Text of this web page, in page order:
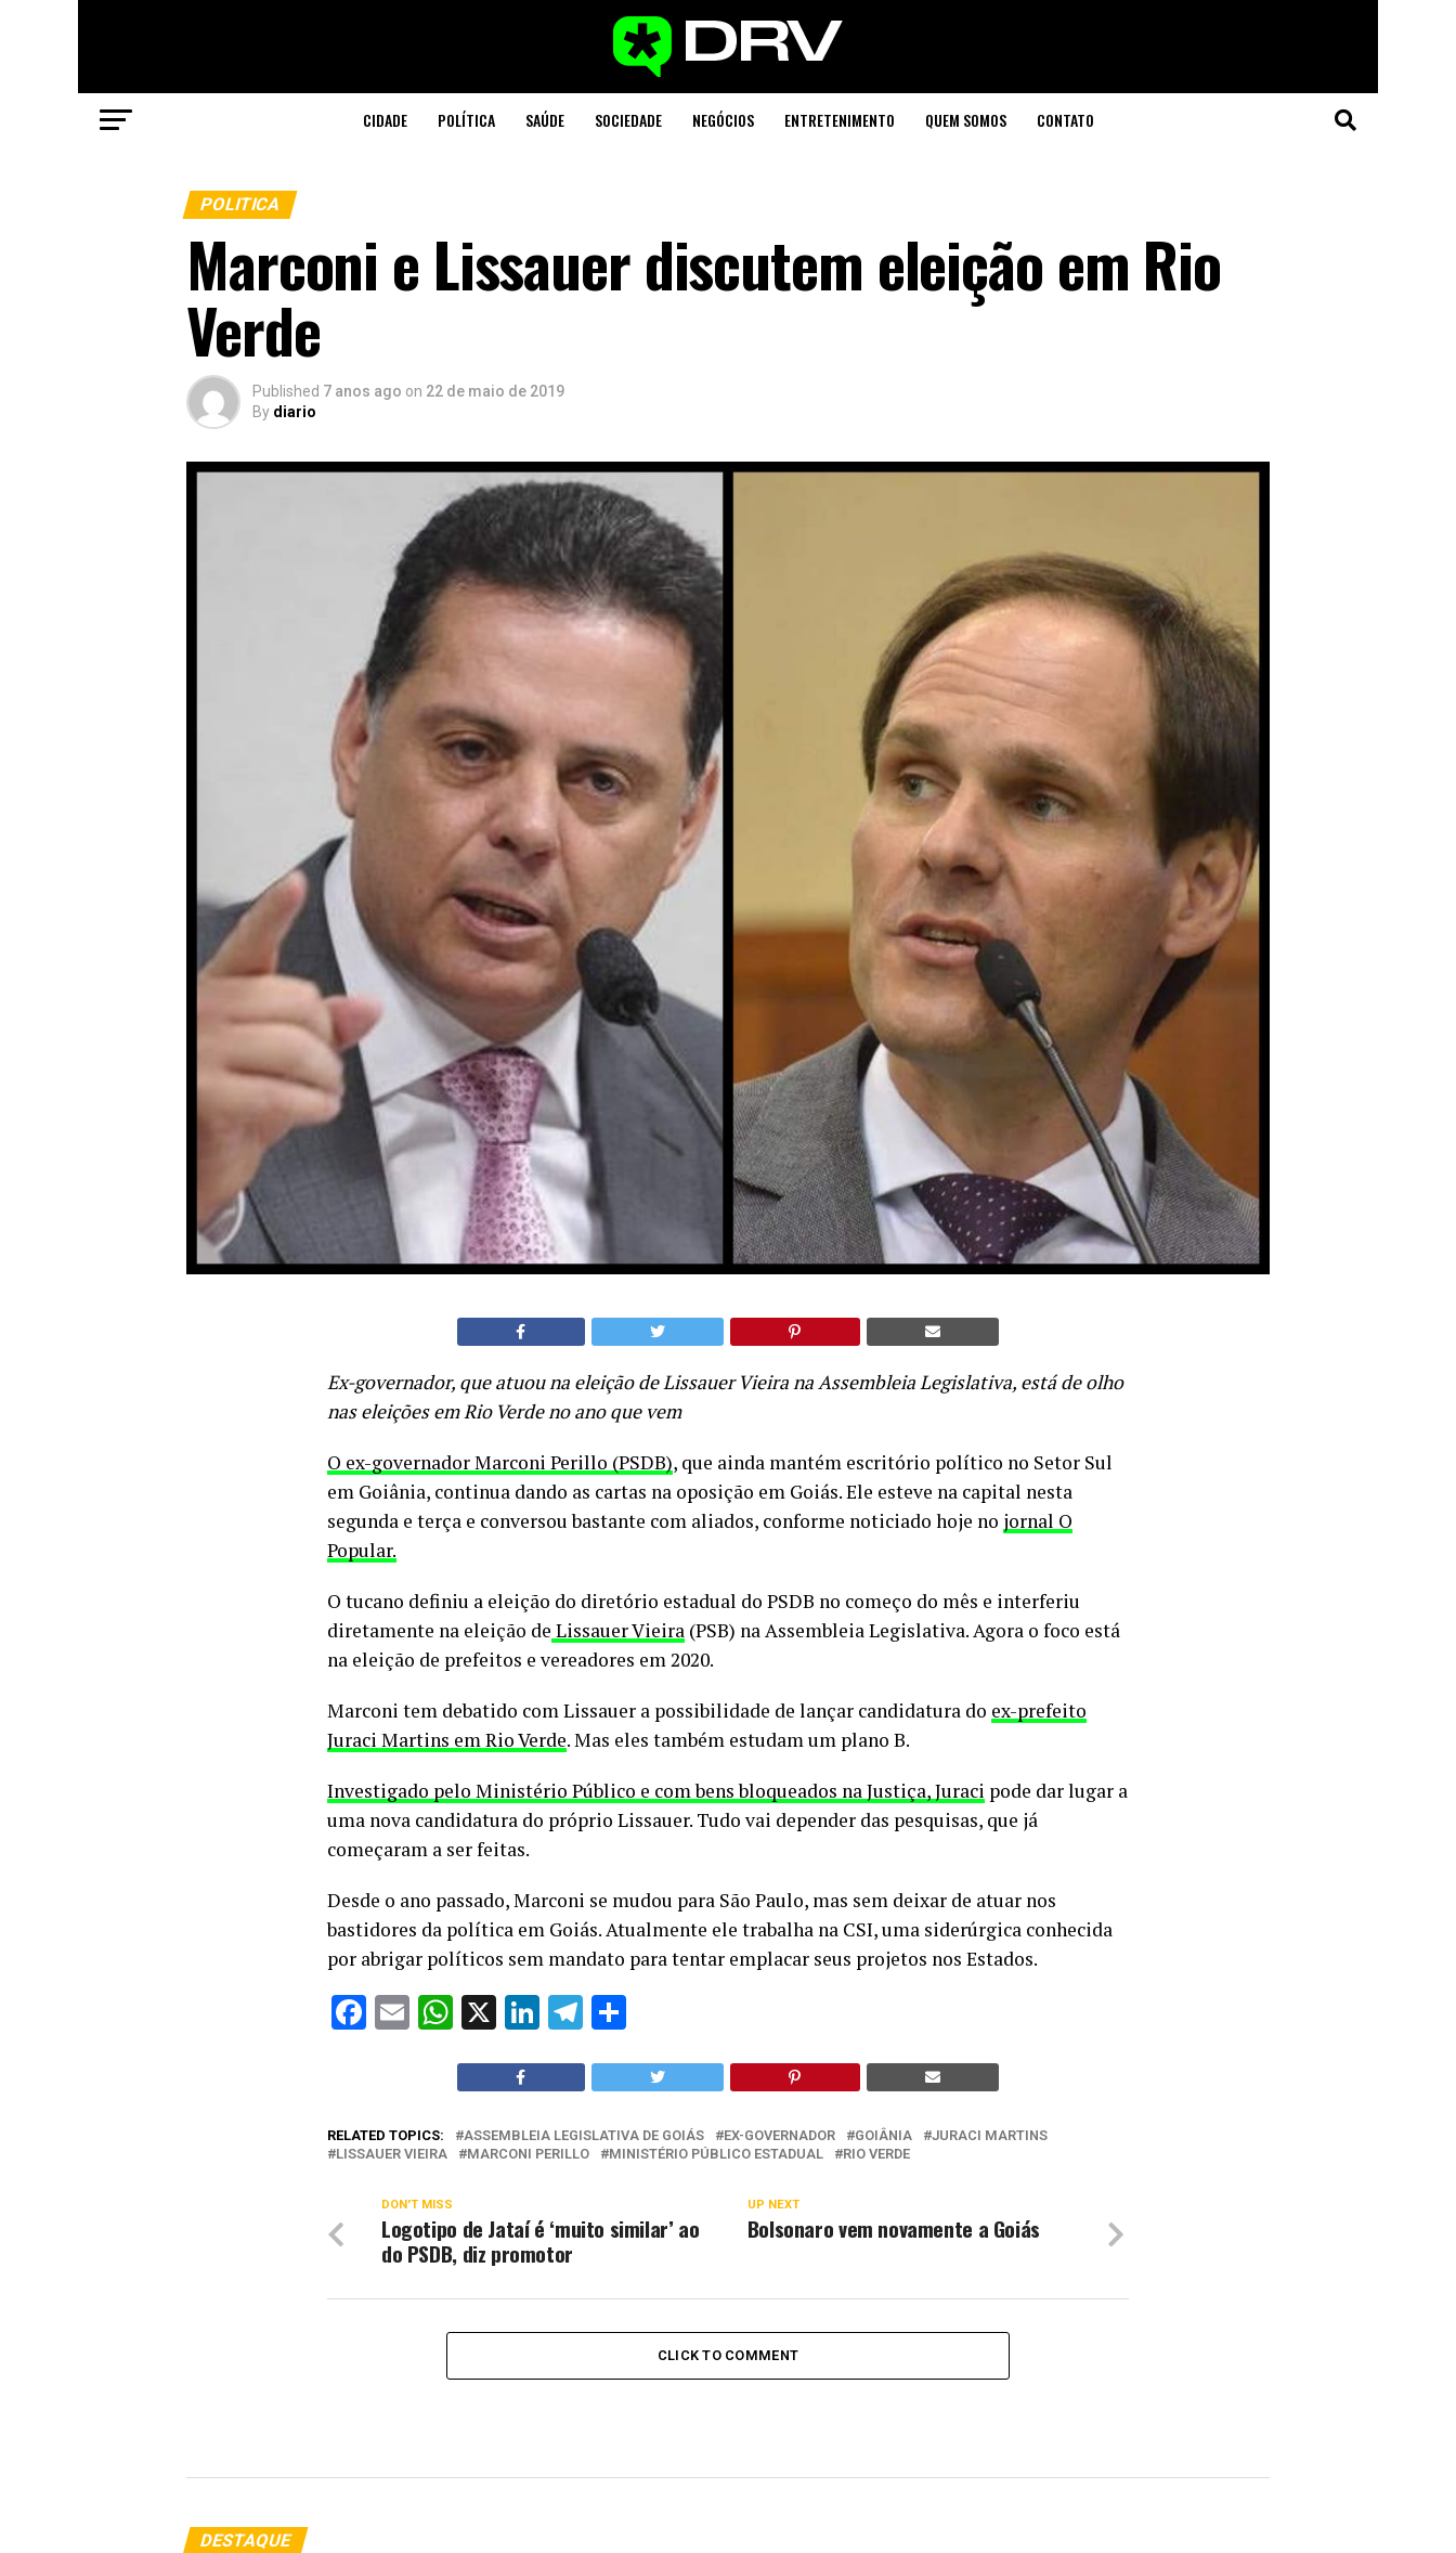
CIDADE POLÍTICA SAÚDE SOCIEDADE NEGÓCIOS ENTRETENIMENTO QUEM SOMOS CONTATO
POLITICA
Marconi e Lissauer discutem eleição em Rio
Verde
Published 7 anos ago on 22 de maio de 2019
By diario
Ex-governador, que atuou na eleição de Lissauer Vieira na Assembleia Legislativa, está de olho
nas eleições em Rio Verde no ano que vem
O ex-governador Marconi Perillo (PSDB), que ainda mantém escritório político no Setor Sul
em Goiânia, continua dando as cartas na oposição em Goiás. Ele esteve na capital nesta
segunda e terça e conversou bastante com aliados, conforme noticiado hoje no jornal O
Popular.
O tucano definiu a eleição do diretório estadual do PSDB no começo do mês e interferiu
diretamente na eleição de Lissauer Vieira (PSB) na Assembleia Legislativa. Agora o foco está
na eleição de prefeitos e vereadores em 2020.
Marconi tem debatido com Lissauer a possibilidade de lançar candidatura do ex-prefeito
Juraci Martins em Rio Verde. Mas eles também estudam um plano B.
Investigado pelo Ministério Público e com bens bloqueados na Justiça, Juraci pode dar lugar a
uma nova candidatura do próprio Lissauer. Tudo vai depender das pesquisas, que já
começaram a ser feitas.
Desde o ano passado, Marconi se mudou para São Paulo, mas sem deixar de atuar nos
bastidores da política em Goiás. Atualmente ele trabalha na CSI, uma siderúrgica conhecida
por abrigar políticos sem mandato para tentar emplacar seus projetos nos Estados.
Facebook
EmailWhatsApp
X LinkedIn
Telegram
RELATED TOPICS: ASSEMBLEIA LEGISLATIVA DE GOIÁS EX-GOVERNADOR GOIÂNIA
JURACI MARTINS
LISSAUER VIEIRA
MARCONI PERILLO MINISTÉRIO PÚBLICO ESTADUAL RIO VERDE
UP NEXT
Bolsonaro vem novamente a Goiás
DON'T MISS
Logotipo de Jataí é ‘muito similar’ ao
do PSDB, diz promotor
CLICK TO COMMENT
DESTAQUE